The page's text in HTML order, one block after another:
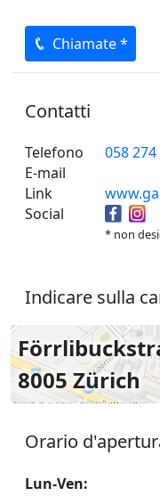
Chiamate *
Contatti
Telefono 058
E-mail
Link
Social
* non
Indicare sulla
8005 Zürich
Orario
Lun-Ven: